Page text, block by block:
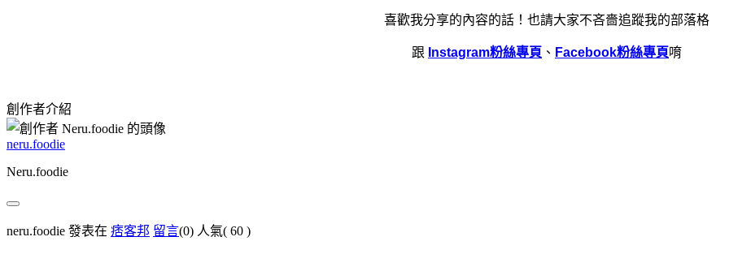
喜歡我分享的內容的話！ 也請大家不吝嗇追蹤我的部落格
跟 Instagram粉絲專頁 、 Facebook粉絲專頁唷
創作者介紹
neru.foodie
Neru.foodie
neru.foodie 發表在 痞客邦 留言(0) 人氣( 60 )